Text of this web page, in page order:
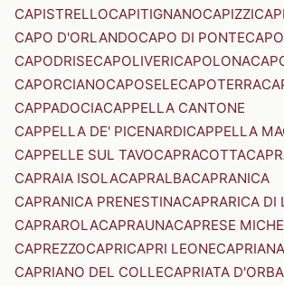
CAPISTRELLOCAPITIGNANOCAPIZZI
CAPO D'ORLANDOCAPO DI PONTE
CAPODRISECAPOLIVERICAPOLONA
CAPORCIANOCAPOSELECAPOTERRA
CAPPADOCIACAPPELLA CANTONE
CAPPELLA DE' PICENARDICAPPELLA
CAPPELLE SUL TAVOCAPRACOTTA
CAPRAIA ISOLACAPRALBACAPRANICA
CAPRANICA PRENESTINACAPRARICA DI
CAPRAROLACAPRAUNACAPRESE
CAPREZZOCAPRICAPRI LEONECAPRIANA
CAPRIANO DEL COLLECAPRIATA D'ORBA